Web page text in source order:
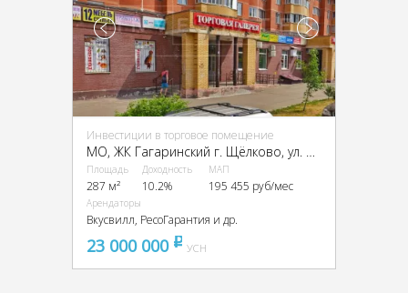
Инвестиции в торговое помещение
Площадь
287 м²
Доходность
10.2%
МАП
195 455 руб/мес
Арендаторы
Вкусвилл, РесоГарантия и др.
23 000 000 pуб
УСН